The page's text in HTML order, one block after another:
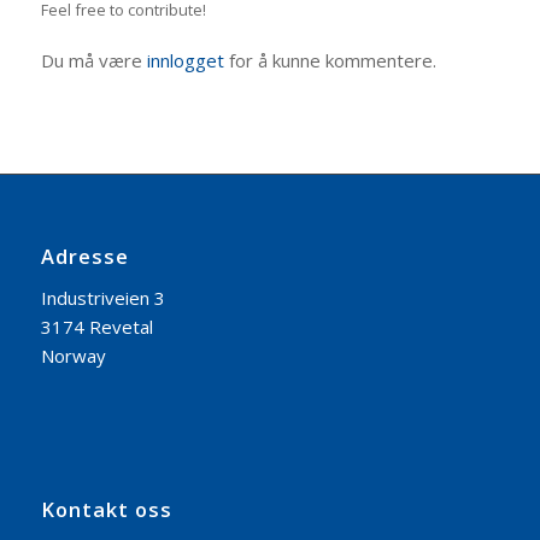
Feel free to contribute!
Du må være innloggetfor å kunne kommentere.
Adresse
Industriveien 3
3174 Revetal
Norway
Kontakt oss